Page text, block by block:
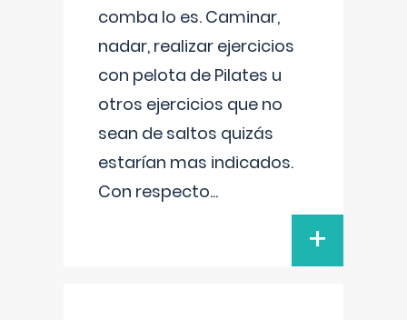
comba lo es. Caminar,
nadar, realizar ejercicios
con pelota de Pilates u
otros ejercicios que no
sean de saltos quizás
estarían mas indicados.
Con respecto...
+